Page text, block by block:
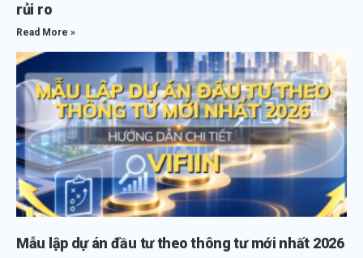
rủi ro
Read More »
Mẫu lập dự án đầu tư theo thông tư mới nhất 2026